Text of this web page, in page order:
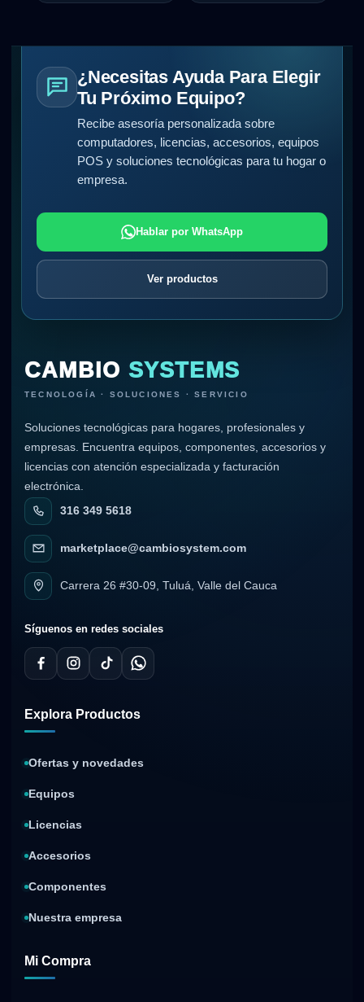
¿Necesitas Ayuda Para Elegir
Tu Próximo Equipo?
Recibe asesoría personalizada sobre
computadores, licencias, accesorios, equipos
POS y soluciones tecnológicas para tu hogar o
empresa.
Hablar por WhatsApp
Ver productos
CAMBIO SYSTEMS
TECNOLOGÍA · SOLUCIONES · SERVICIO
Soluciones tecnológicas para hogares, profesionales y
empresas. Encuentra equipos, componentes, accesorios y
licencias con atención especializada y facturación
electrónica.
316 349 5618
marketplace@cambiosystem.com
Carrera 26 #30-09, Tuluá, Valle del Cauca
Síguenos en redes sociales
Explora Productos
Ofertas y novedades
Equipos
Licencias
Accesorios
Componentes
Nuestra empresa
Mi Compra